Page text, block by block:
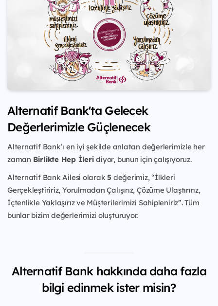
Alternatif Bank'ta Gelecek
Değerlerimizle Güçlenecek
Alternatif Bank’ı en iyi şekilde anlatan değerlerimizle her
zaman Birlikte Hep İleridiyor, bunun için çalışıyoruz.
Alternatif Bank Ailesi olarak5 değerimiz, “İlkleri
Gerçekleştiririz, Yorulmadan Çalışırız, Çözüme Ulaştırırız,
İçtenlikle Yaklaşırız ve Müşterilerimizi Sahipleniriz”. Tüm
bunlar bizim değerlerimizi oluşturuyor.
Alternatif Bank hakkında daha fazla
bilgi edinmek ister misin?